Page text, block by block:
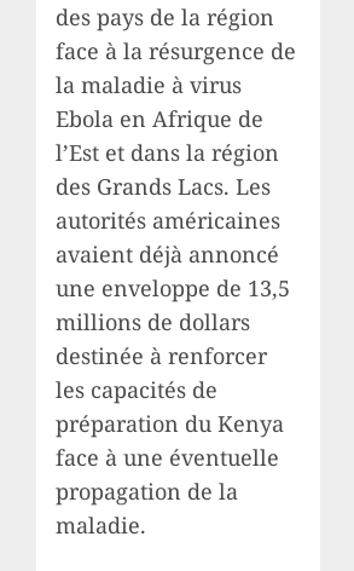
des pays de la région
face à la résurgence de
la maladie à virus
Ebola en Afrique de
l’Est et dans la région
des Grands Lacs. Les
autorités américaines
avaient déjà annoncé
une enveloppe de 13,5
millions de dollars
destinée à renforcer
les capacités de
préparation du Kenya
face à une éventuelle
propagation de la
maladie.